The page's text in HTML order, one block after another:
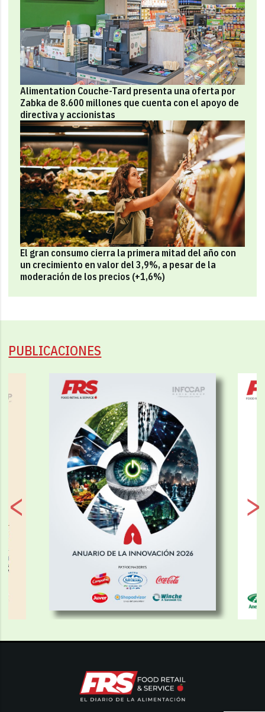
Alimentation Couche-Tard presenta una oferta por
Zabka de 8.600 millones que cuenta con el apoyo de
directiva y accionistas
El gran consumo cierra la primera mitad del año con
un crecimiento en valor del 3,9%, a pesar de la
moderación de los precios (+1,6%)
PUBLICACIONES